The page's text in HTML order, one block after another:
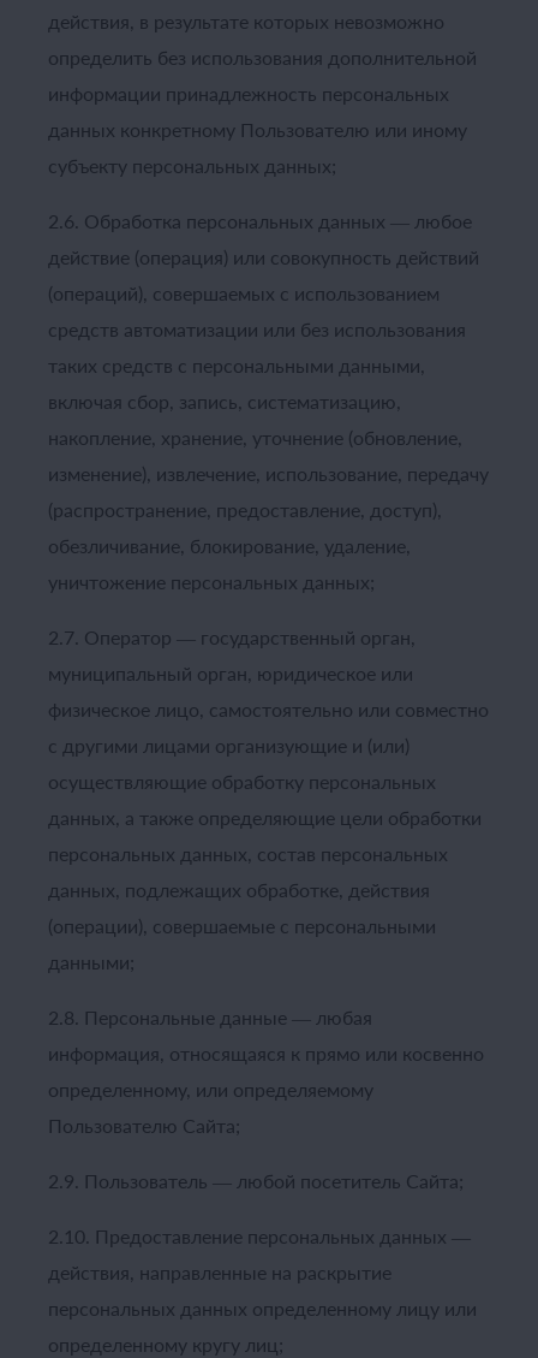
действия, в результате которых невозможно
определить без использования дополнительной
информации принадлежность персональных
данных конкретному Пользователю или иному
субъекту персональных данных;
2.6. Обработка персональных данных — любое
действие (операция) или совокупность действий
(операций), совершаемых с использованием
средств автоматизации или без использования
таких средств с персональными данными,
включая сбор, запись, систематизацию,
накопление, хранение, уточнение (обновление,
изменение), извлечение, использование, передачу
(распространение, предоставление, доступ),
обезличивание, блокирование, удаление,
уничтожение персональных данных;
2.7. Оператор — государственный орган,
муниципальный орган, юридическое или
физическое лицо, самостоятельно или совместно
с другими лицами организующие и (или)
осуществляющие обработку персональных
данных, а также определяющие цели обработки
персональных данных, состав персональных
данных, подлежащих обработке, действия
(операции), совершаемые с персональными
данными;
2.8. Персональные данные — любая
информация, относящаяся к прямо или косвенно
определенному, или определяемому
Пользователю Сайта;
2.9. Пользователь — любой посетитель Сайта;
2.10. Предоставление персональных данных —
действия, направленные на раскрытие
персональных данных определенному лицу или
определенному кругу лиц;